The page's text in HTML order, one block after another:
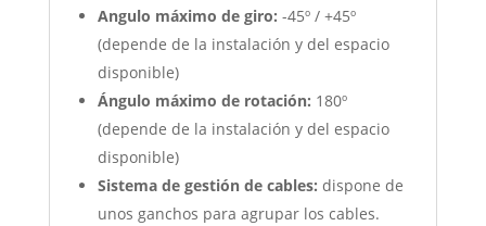
Angulo máximo de giro: -45º / +45º
(depende de la instalación y del espacio
disponible)
Ángulo máximo de rotación: 180º
(depende de la instalación y del espacio
disponible)
Sistema de gestión de cables: dispone de
unos ganchos para agrupar los cables.